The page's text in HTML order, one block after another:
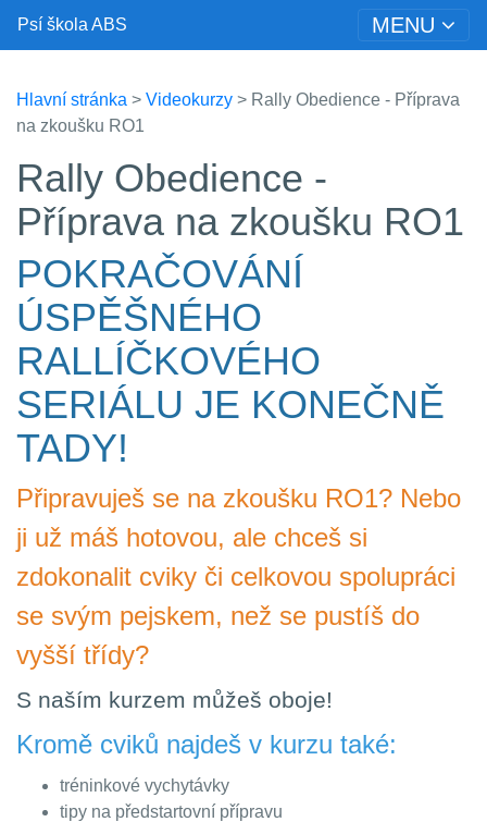
Psí škola ABS MENU
Hlavní stránka > Videokurzy > Rally Obedience - Příprava
na zkoušku RO1
Rally Obedience -
Příprava na zkoušku RO1
POKRAČOVÁNÍ
ÚSPĚŠNÉHO
RALLÍČKOVÉHO
SERIÁLU JE KONEČNĚ
TADY!
Připravuješ se na zkoušku RO1? Nebo
ji už máš hotovou, ale chceš si
zdokonalit cviky či celkovou spolupráci
se svým pejskem, než se pustíš do
vyšší třídy?
S naším kurzem můžeš oboje!
Kromě cviků najdeš v kurzu také:
tréninkové vychytávky
tipy na předstartovní přípravu